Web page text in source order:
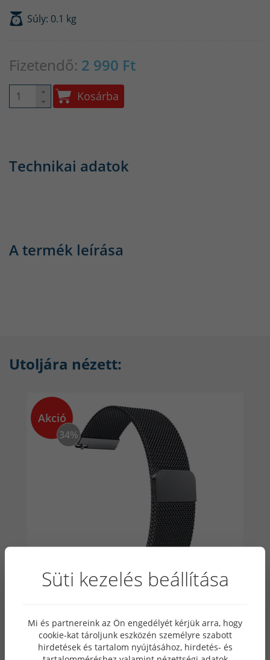
Súly: 0.1 kg
Fizetendő: 2 990 Ft
Kosárba
Technikai adatok
A termék leírása
Utoljára nézett:
Akció
34%
Cserélhető Mágneses Milánói Fekete
Fémszíj 22mm
Süti kezelés beállítása
Mi és partnereink az Ön engedélyét kérjük arra, hogy
cookie-kat tároljunk eszközén személyre szabott
hirdetések és tartalom nyújtásához, hirdetés- és